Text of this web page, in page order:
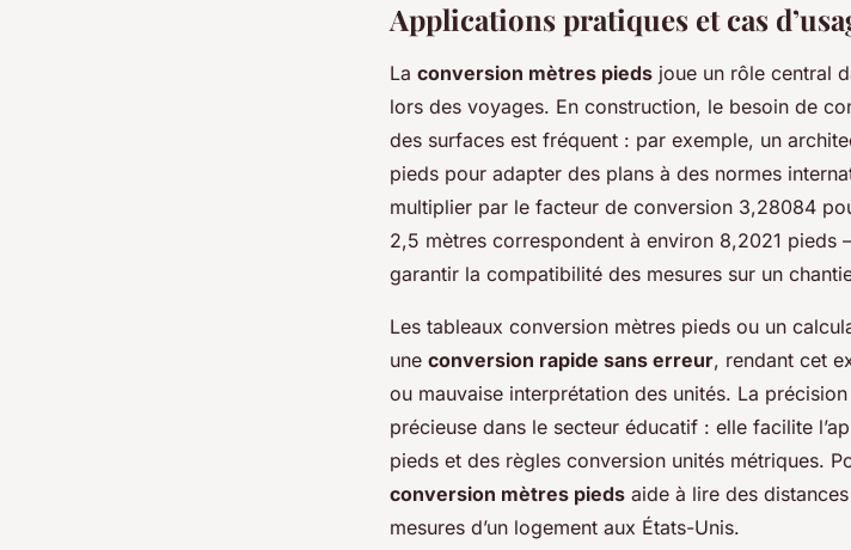
Applications pratiques et cas
La conversion mètres pieds joue un rôle central
lors des voyages. En construction, le besoin de
des surfaces est fréquent : par exemple, un
pieds pour adapter des plans à des normes
multiplier par le facteur de conversion 3,28084
2,5 mètres correspondent à environ 8,2021 pieds
garantir la compatibilité des mesures sur un
Les tableaux conversion mètres pieds ou un
une conversion rapide sans erreur, rendant cet
ou mauvaise interprétation des unités. La
précieuse dans le secteur éducatif : elle facilite
pieds et des règles conversion unités métriques.
conversion mètres pieds aide à lire des
mesures d’un logement aux États-Unis.